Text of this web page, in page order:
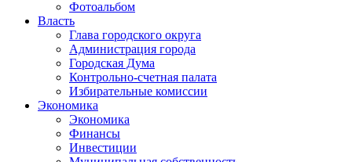
Фотоальбом
Власть
Глава городского округа
Администрация города
Городская Дума
Контрольно-счетная палата
Избирательные комиссии
Экономика
Экономика
Финансы
Инвестиции